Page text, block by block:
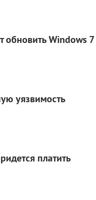
обновить Windows
уязвимость
платить